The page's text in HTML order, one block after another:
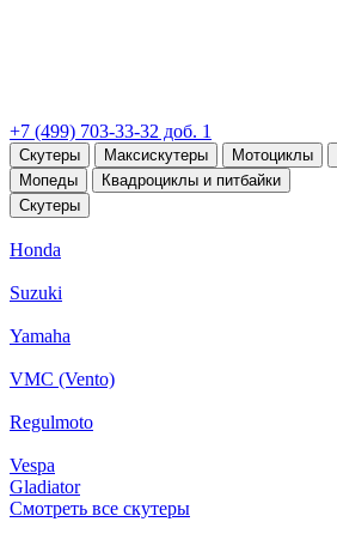
+7 (499) 703-33-32 доб. 1
Скутеры Максискутеры Мотоциклы
Мопеды
Квадроциклы и питбайки
Скутеры
Honda
Suzuki
Yamaha
VMC (Vento)
Regulmoto
Vespa
Gladiator
Смотреть все скутеры